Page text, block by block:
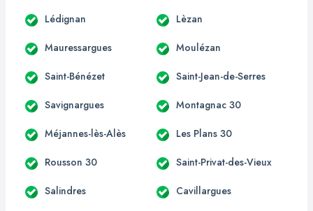
Lédignan Lèzan
Mauressargues Moulézan
Saint-Bénézet Saint-Jean-de-Serres
Savignargues Montagnac 30
Méjannes-lès-Alès Les Plans 30
Rousson 30 Saint-Privat-des-Vieux
Salindres Cavillargues